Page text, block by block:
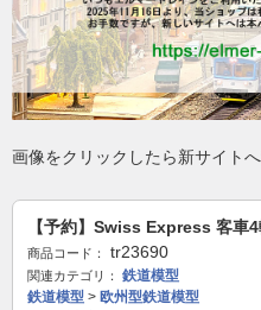
画像をクリックしたら新サイトへ
【予約】Swiss Express 客車
商品コード： tr23690
関連カテゴリ：
鉄道模型
鉄道模型 > 欧州型鉄道模型